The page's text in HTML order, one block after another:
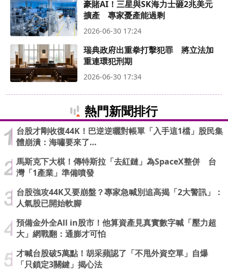
豪賭AI！三星與SK海力士砸2兆美元
擴產 專家憂產能過剩
2026-06-30 17:24
瑞典政府出重拳打擊犯罪 將立法加
重連環犯刑期
2026-06-30 17:34
熱門新聞排行
台股才剛收復44K！巴逆逆曬對帳單「入手這1檔」股民集
體崩潰：海嘯要來了…
馬斯克下大棋！傳特斯拉「去紅鏈」為SpaceX整併 台
灣「1產業」準備噴發
台股強攻44K又要崩盤？專家急喊別追高揭「2大警訊」：
人氣股已開始軟腳
預備金外全All in股市！他算資產見真實數字喊「壓力超
大」網戰翻：通膨才可怕
才喊台股破5萬點！胡采蘋認了「不甩外資空單」自爆
「只鎖定3關鍵」揭心法